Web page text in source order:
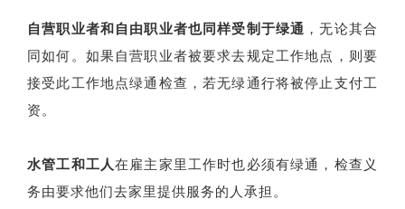
自营职业者和自由职业者也同样受制于绿通 ，无论其合
同如何。如果自营职业者被要求去规定工作地点，则要
接受此工作地点绿通检查，若无绿通行将被停止支付工
资。
水管工和工人在雇主家里工作时也必须有绿通，检查义
务由要求他们去家里提供服务的人承担。